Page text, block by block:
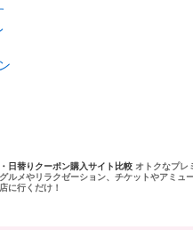
日替りクーポン購入サイト比較 オトクなプレ
ルメやリラクゼーション、チケットやアミ
に行くだけ！